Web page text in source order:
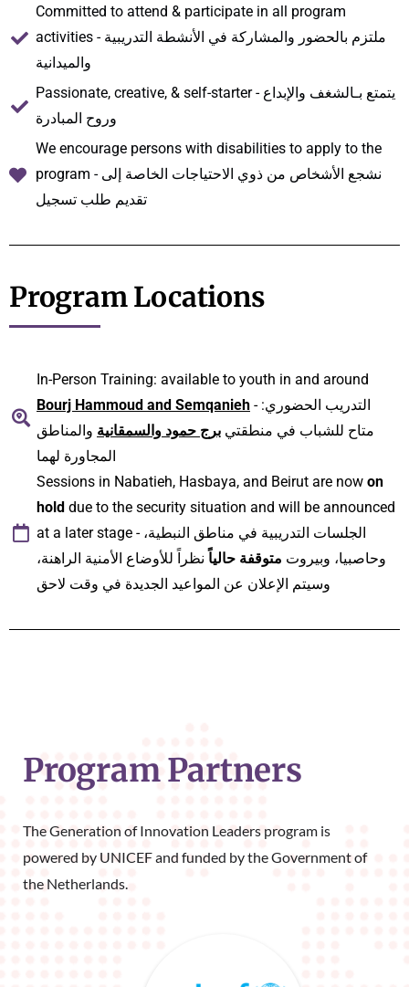
Committed to attend & participate in all program
activities - ملتزم بالحضور والمشاركة في الأنشطة التدريبية
والميدانية
Passionate, creative, & self-starter - يتمتع بـالشغف والإبداع
وروح المبادرة
We encourage persons with disabilities to apply to the
program - نشجع الأشخاص من ذوي الاحتياجات الخاصة إلى
تقديم طلب تسجيل
Program Locations
In-Person Training: available to youth in and around
Bourj Hammoud and Semqanieh - التدريب الحضوري:
متاح للشباب في منطقتي برج حمود والسمقانية والمناطق
المجاورة لهما
Sessions in Nabatieh, Hasbaya, and Beirut are now on
hold due to the security situation and will be announced
at a later stage - الجلسات التدريبية في مناطق النبطية،
وحاصبيا، وبيروت متوقفة حالياً نظراً للأوضاع الأمنية الراهنة،
وسيتم الإعلان عن المواعيد الجديدة في وقت لاحق
Program Partners
The Generation of Innovation Leaders program is
powered by UNICEF and funded by the Government of
the Netherlands.